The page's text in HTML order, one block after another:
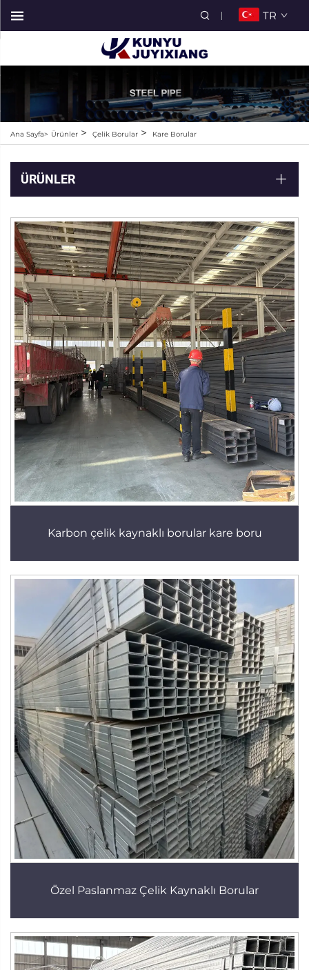
TR
Ana Sayfa> Ürünler > Çelik Borular > Kare Borular
ÜRÜNLER
Karbon çelik kaynaklı borular kare boru
Özel Paslanmaz Çelik Kaynaklı Borular